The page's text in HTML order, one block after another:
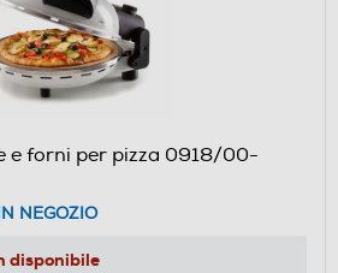
e forni per pizza 0918/00-
NEGOZIO
disponibile